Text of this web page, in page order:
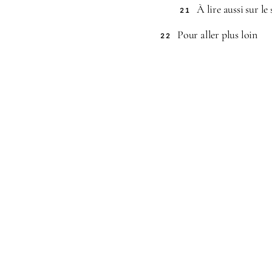
21 À lire aussi sur le
22 Pour aller plus loin